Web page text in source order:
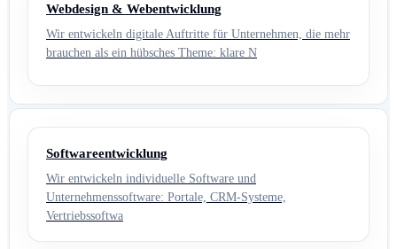
Webdesign & Webentwicklung
Wir entwickeln digitale Auftritte für Unternehmen, die mehr
brauchen als ein hübsches Theme: klare N
Softwareentwicklung
Wir entwickeln individuelle Software und
Unternehmenssoftware: Portale, CRM-Systeme,
Vertriebssoftwa